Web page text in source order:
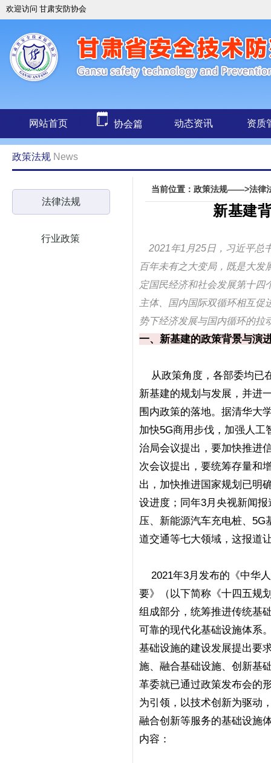
欢迎访问 甘肃安防协会
网站首页 协会篇 动态资讯 资质
政策法规 News
法律法规
行业政策
当前位置：政策法规——>法律
新基建
2021年1月25日，习近平总
百年未有之大变局，既是大发
定国民经济和社会发展第十四
主体、国内国际双循环相互促
势下经济发展与国内循环的拉
一、新基建的政策背景与演
从政策角度，各部委均已
新基建的规划与发展，并进
围内政策的落地。据清华大
加快5G商用步伐，加强人工
治局会议提出，要加快推进
次会议提出，要统筹存量和
出，加快推进国家规划已明
设进度；同年3月央视新闻
压、新能源汽车充电桩、
道交通等七大领域，这报道
2021年3月发布的《中华
要》（以下简称《十四五规
组成部分，统筹推进传统基
可靠的现代化基础设施体系
基础设施的建设发展提出要
施、融合基础设施、创新基
革委就已通过政策发布会的
为引领，以技术创新为驱动
融合创新等服务的基础设施
内容：